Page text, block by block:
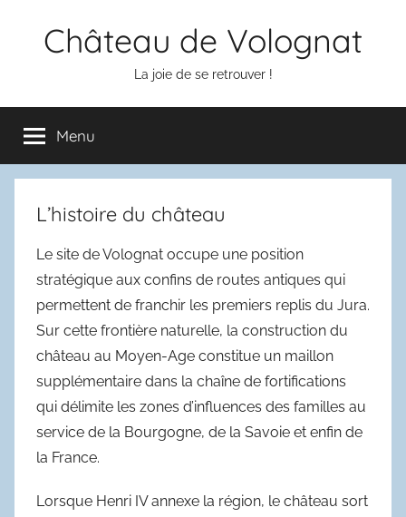
Château de Volognat
La joie de se retrouver !
Menu
L’histoire du château
Le site de Volognat occupe une position
stratégique aux confins de routes antiques qui
permettent de franchir les premiers replis du Jura.
Sur cette frontière naturelle, la construction du
château au Moyen-Age constitue un maillon
supplémentaire dans la chaîne de fortifications
qui délimite les zones d’influences des familles au
service de la Bourgogne, de la Savoie et enfin de
la France.
Lorsque Henri IV annexe la région, le château sort